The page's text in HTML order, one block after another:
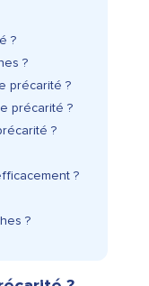
?
?
précarité ?
précarité ?
?
?
?